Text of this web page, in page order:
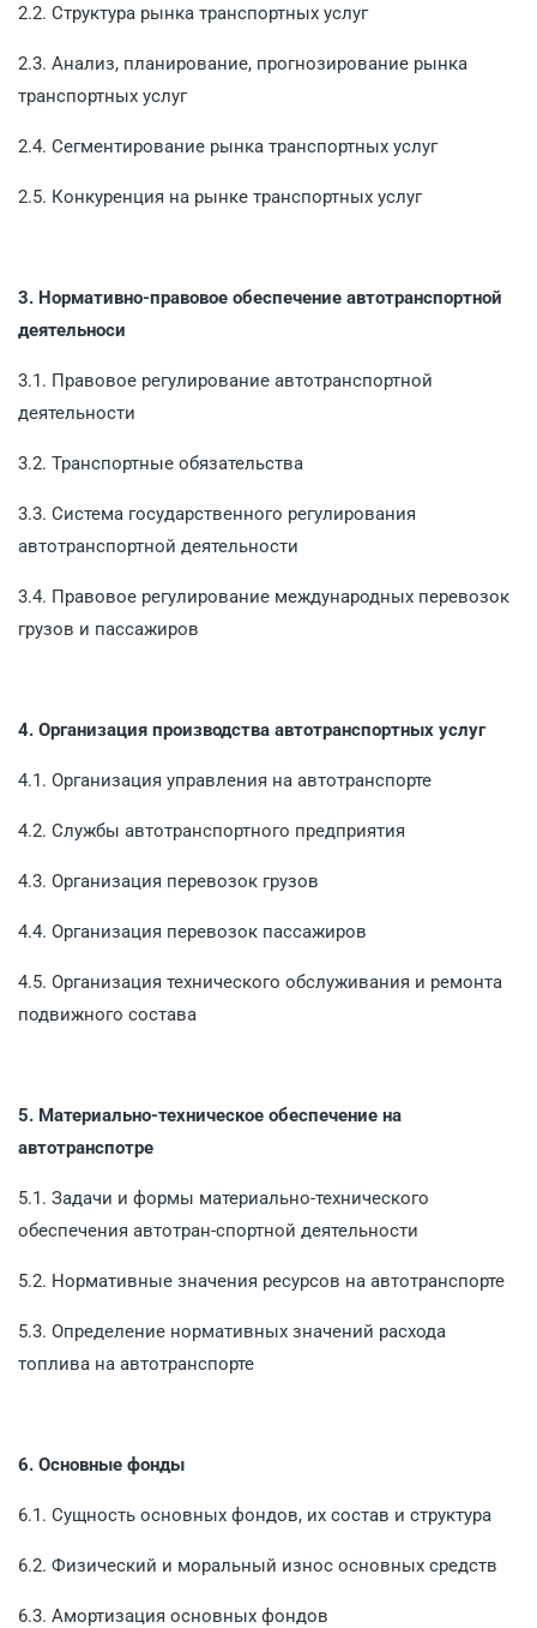
2.2. Структура рынка транспортных услуг
2.3. Анализ, планирование, прогнозирование рынка
транспортных услуг
2.4. Сегментирование рынка транспортных услуг
2.5. Конкуренция на рынке транспортных услуг
3. Нормативно-правовое обеспечение автотранспортной
деятельноси
3.1. Правовое регулирование автотранспортной
деятельности
3.2. Транспортные обязательства
3.3. Система государственного регулирования
автотранспортной деятельности
3.4. Правовое регулирование международных перевозок
грузов и пассажиров
4. Организация производства автотранспортных услуг
4.1. Организация управления на автотранспорте
4.2. Службы автотранспортного предприятия
4.3. Организация перевозок грузов
4.4. Организация перевозок пассажиров
4.5. Организация технического обслуживания и ремонта
подвижного состава
5. Материально-техническое обеспечение на
автотранспотре
5.1. Задачи и формы материально-технического
обеспечения автотран-спортной деятельности
5.2. Нормативные значения ресурсов на автотранспорте
5.3. Определение нормативных значений расхода
топлива на автотранспорте
6. Основные фонды
6.1. Сущность основных фондов, их состав и структура
6.2. Физический и моральный износ основных средств
6.3. Амортизация основных фондов